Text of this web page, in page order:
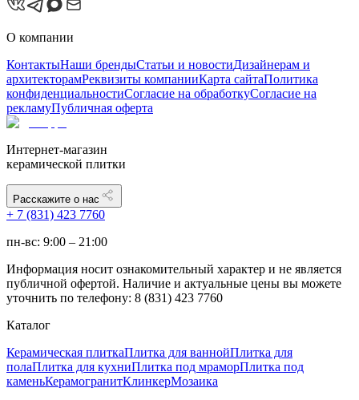
О компании
КонтактыНаши брендыСтатьи и новостиДизайнерам и
архитекторамРеквизиты компанииКарта сайтаПолитика
конфиденциальностиСогласие на обработкуСогласие на
рекламуПубличная оферта
Интернет-магазин
керамической плитки
Расскажите о нас
+ 7 (831) 423 7760
пн-вс: 9:00 – 21:00
Информация носит ознакомительный характер и не является
публичной офертой. Наличие и актуальные цены вы можете
уточнить по телефону: 8 (831) 423 7760
Каталог
Керамическая плиткаПлитка для ваннойПлитка для
полаПлитка для кухниПлитка под мраморПлитка под
каменьКерамогранитКлинкерМозаика